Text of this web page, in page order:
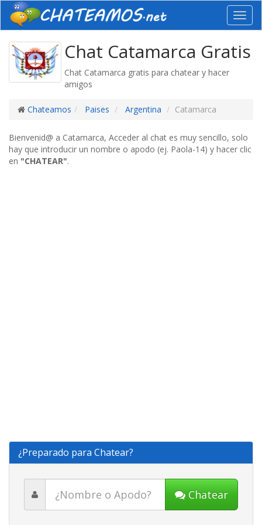
Chat Catamarca Gratis
Chat Catamarca gratis para chatear y hacer
amigos
Chateamos Paises Argentina Catamarca
Bienvenid@ a Catamarca, Acceder al chat es muy sencillo, solo
hay que introducir un nombre o apodo (ej. Paola-14) y hacer clic
en "CHATEAR".
¿Preparado para Chatear?
Chatear